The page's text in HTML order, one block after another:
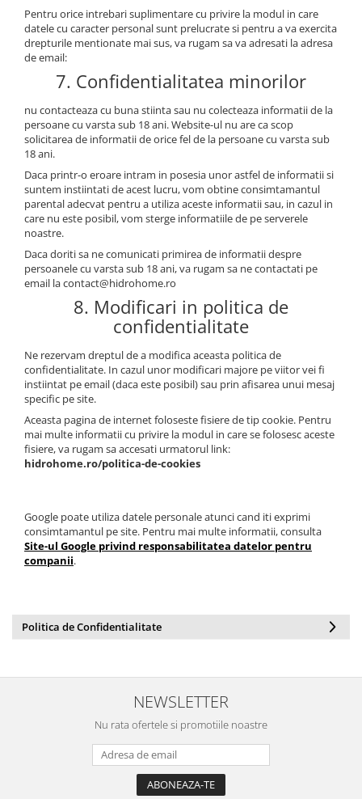
Pentru orice intrebari suplimentare cu privire la modul in care
datele cu caracter personal sunt prelucrate si pentru a va exercita
drepturile mentionate mai sus, va rugam sa va adresati la adresa
de email:
7. Confidentialitatea minorilor
nu contacteaza cu buna stiinta sau nu colecteaza informatii de la
persoane cu varsta sub 18 ani. Website-ul nu are ca scop
solicitarea de informatii de orice fel de la persoane cu varsta sub
18 ani.
Daca printr-o eroare intram in posesia unor astfel de informatii si
suntem instiintati de acest lucru, vom obtine consimtamantul
parental adecvat pentru a utiliza aceste informatii sau, in cazul in
care nu este posibil, vom sterge informatiile de pe serverele
noastre.
Daca doriti sa ne comunicati primirea de informatii despre
persoanele cu varsta sub 18 ani, va rugam sa ne contactati pe
email la contact@hidrohome.ro
8. Modificari in politica de
confidentialitate
Ne rezervam dreptul de a modifica aceasta politica de
confidentialitate. In cazul unor modificari majore pe viitor vei fi
instiintat pe email (daca este posibil) sau prin afisarea unui mesaj
specific pe site.
Aceasta pagina de internet foloseste fisiere de tip cookie. Pentru
mai multe informatii cu privire la modul in care se folosesc aceste
fisiere, va rugam sa accesati urmatorul link:
hidrohome.ro/politica-de-cookies
Google poate utiliza datele personale atunci cand iti exprimi
consimtamantul pe site. Pentru mai multe informatii, consulta
Site-ul Google privind responsabilitatea datelor pentru
companii.
Politica de Confidentialitate
NEWSLETTER
Nu rata ofertele si promotiile noastre